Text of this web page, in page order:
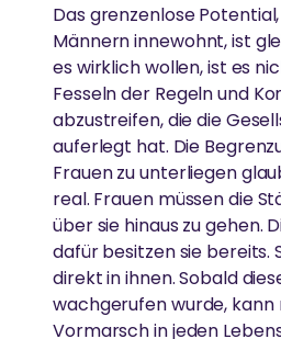
Das grenzenlose
Männern innewohnt, ist
es wirklich wollen, ist es
Fesseln der Regeln und
abzustreifen, die die
auferlegt hat. Die
Frauen zu unterliegen
real. Frauen müssen die
über sie hinaus zu gehen.
dafür besitzen sie bereits.
direkt in ihnen. Sobald
wachgerufen wurde, kann
Vormarsch in jeden